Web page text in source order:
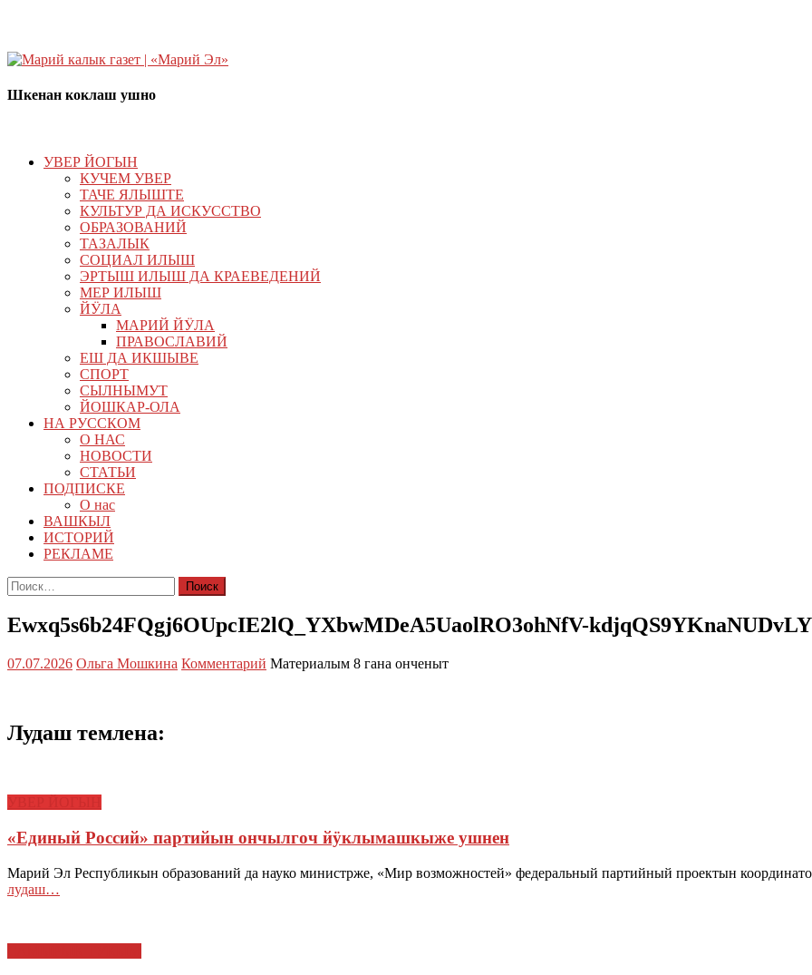
Шкенан коклаш ушно
УВЕР ЙОГЫН
КУЧЕМ УВЕР
ТАЧЕ ЯЛЫШТЕ
КУЛЬТУР ДА ИСКУССТВО
ОБРАЗОВАНИЙ
ТАЗАЛЫК
СОЦИАЛ ИЛЫШ
ЭРТЫШ ИЛЫШ ДА КРАЕВЕДЕНИЙ
МЕР ИЛЫШ
ЙӰЛА
МАРИЙ ЙӰЛА
ПРАВОСЛАВИЙ
ЕШ ДА ИКШЫВЕ
СПОРТ
СЫЛНЫМУТ
ЙОШКАР-ОЛА
НА РУССКОМ
О НАС
НОВОСТИ
СТАТЬИ
ПОДПИСКЕ
О нас
ВАШКЫЛ
ИСТОРИЙ
РЕКЛАМЕ
Найти:
Ewxq5s6b24FQgj6OUpcIE2lQ_YXbwMDeA5UaolRO3ohNfV-
07.07.2026 Ольга Мошкина Комментарий Материалым 8 гана онченыт
Лудаш темлена:
«Единый Россий» партийын ончылгоч йӱклымашкыже ушнен
Марий Эл Республикын образований да науко министрже, «Мир возможностей» федеральный партийный проектын
лудаш…